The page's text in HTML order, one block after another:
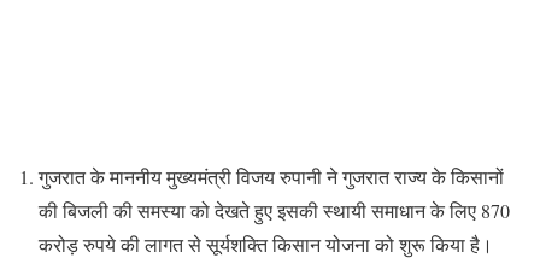
गुजरात के माननीय मुख्यमंत्री विजय रुपानी ने गुजरात राज्य के किसानों
की बिजली की समस्या को देखते हुए इसकी स्थायी समाधान के लिए 870
करोड़ रुपये की लागत से सूर्यशक्ति किसान योजना को शुरू किया है।